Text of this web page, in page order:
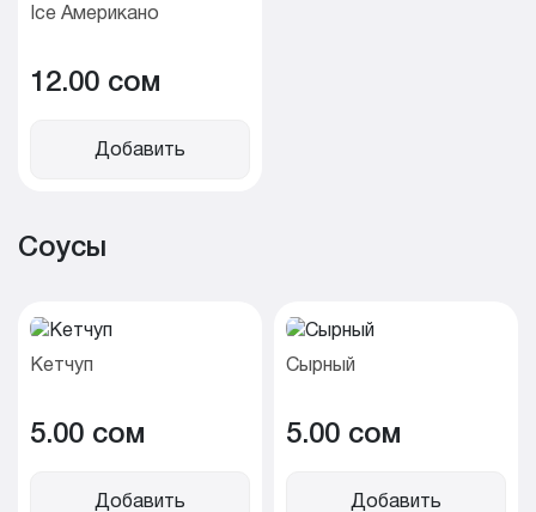
Ice Американо
12.00 cом
Добавить
Соусы
Кетчуп
5.00 cом
Добавить
Сырный
5.00 cом
Добавить